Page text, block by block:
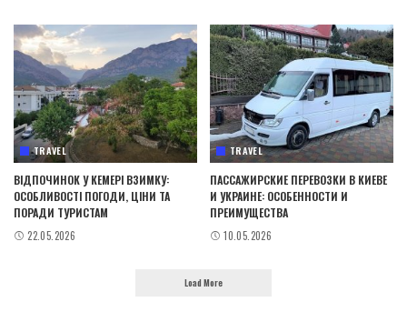
TRAVEL
ВІДПОЧИНОК У КЕМЕРІ ВЗИМКУ:
ОСОБЛИВОСТІ ПОГОДИ, ЦІНИ ТА
ПОРАДИ ТУРИСТАМ
22.05.2026
TRAVEL
ПАССАЖИРСКИЕ ПЕРЕВОЗКИ В КИЕВЕ
И УКРАИНЕ: ОСОБЕННОСТИ И
ПРЕИМУЩЕСТВА
10.05.2026
Load More